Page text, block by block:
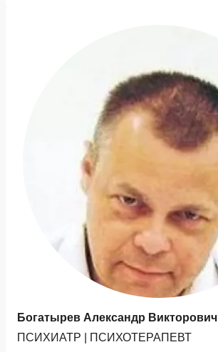
Богатырев Александр Викторович
ПСИХИАТР | ПСИХОТЕРАПЕВТ